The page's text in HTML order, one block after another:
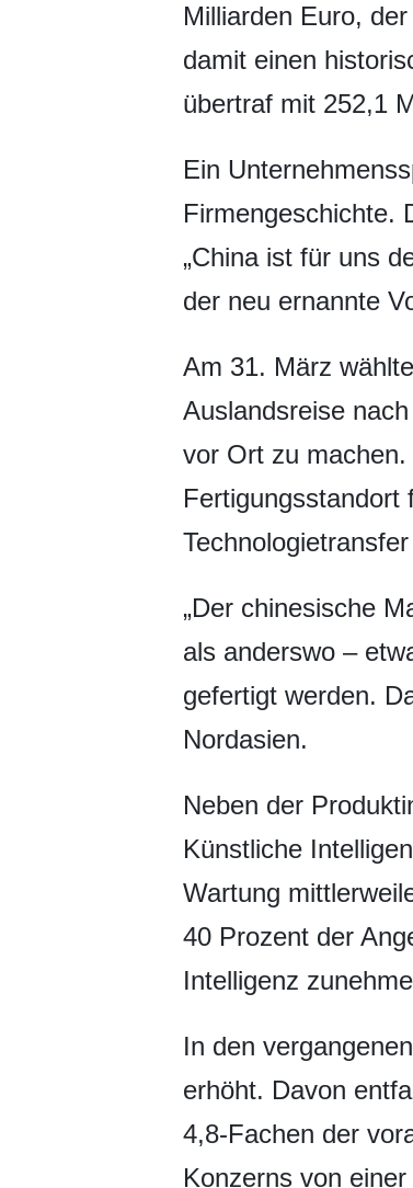
Milliarden Euro,
damit einen
übertraf mit 252,1
Ein
Firmengeschichte.
„China ist für uns
der neu ernannte
Am 31. März
Auslandsreise
vor Ort zu
Fertigungsstandort
„Der chinesische
als anderswo –
gefertigt werden.
Nordasien.
Neben der
Künstliche
Wartung
40 Prozent der
Intelligenz
In den
erhöht. Davon
4,8-Fachen der
Konzerns von